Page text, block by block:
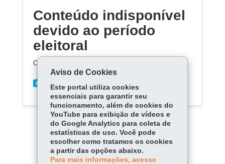
Conteúdo indisponível
devido ao período
eleitoral
Conteúdo indisponível devido ao período eleitoral
Carregar mais
Aviso de Cookies
Este portal utiliza cookies
essenciais para garantir seu
funcionamento, além de cookies do
YouTube para exibição de vídeos e
do Google Analytics para coleta de
estatísticas de uso. Você pode
escolher como tratamos os cookies
a partir das opções abaixo.
Para mais informações, acesse